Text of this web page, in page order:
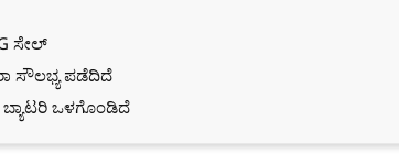
ಸೇಲ್‌
ಸೌಲಭ್ಯ ಪಡೆದಿದೆ
ಒಳಗೊಂಡಿದೆ